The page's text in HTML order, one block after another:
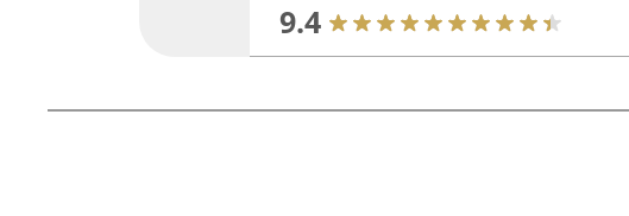
9.4